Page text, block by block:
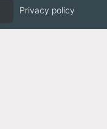
Privacy policy